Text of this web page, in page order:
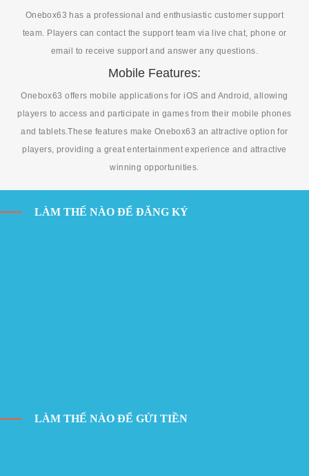
Onebox63 has a professional and enthusiastic customer support
team. Players can contact the support team via live chat, phone or
email to receive support and answer any questions.
Mobile Features:
Onebox63 offers mobile applications for iOS and Android, allowing
players to access and participate in games from their mobile phones
and tablets.These features make Onebox63 an attractive option for
players, providing a great entertainment experience and attractive
winning opportunities.
LÀM THẾ NÀO ĐỂ ĐĂNG KÝ
LÀM THẾ NÀO ĐỂ GỬI TIỀN